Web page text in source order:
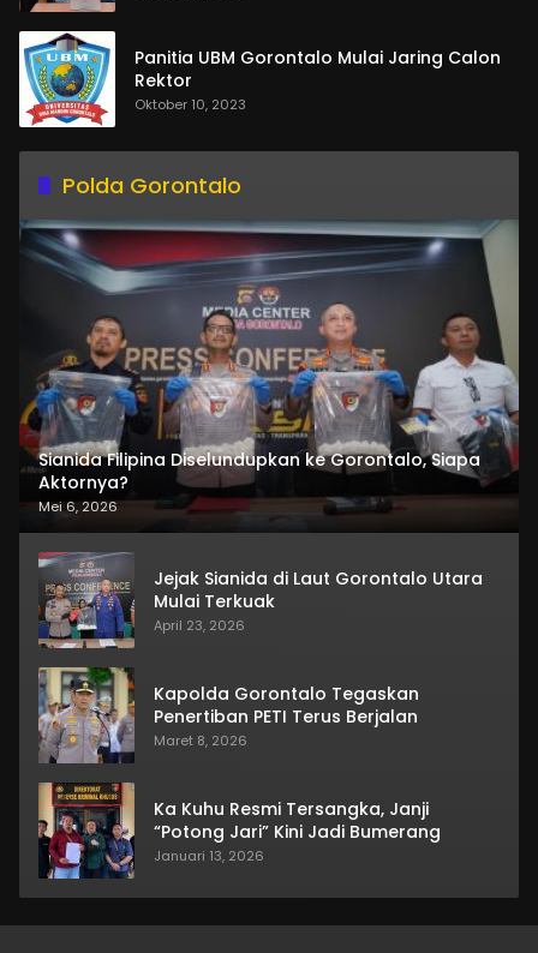
Panitia UBM Gorontalo Mulai Jaring Calon
Rektor
Oktober 10, 2023
Polda Gorontalo
Sianida Filipina Diselundupkan ke Gorontalo, Siapa
Aktornya?
Mei 6, 2026
Jejak Sianida di Laut Gorontalo Utara
Mulai Terkuak
April 23, 2026
Kapolda Gorontalo Tegaskan
Penertiban PETI Terus Berjalan
Maret 8, 2026
Ka Kuhu Resmi Tersangka, Janji
“Potong Jari” Kini Jadi Bumerang
Januari 13, 2026